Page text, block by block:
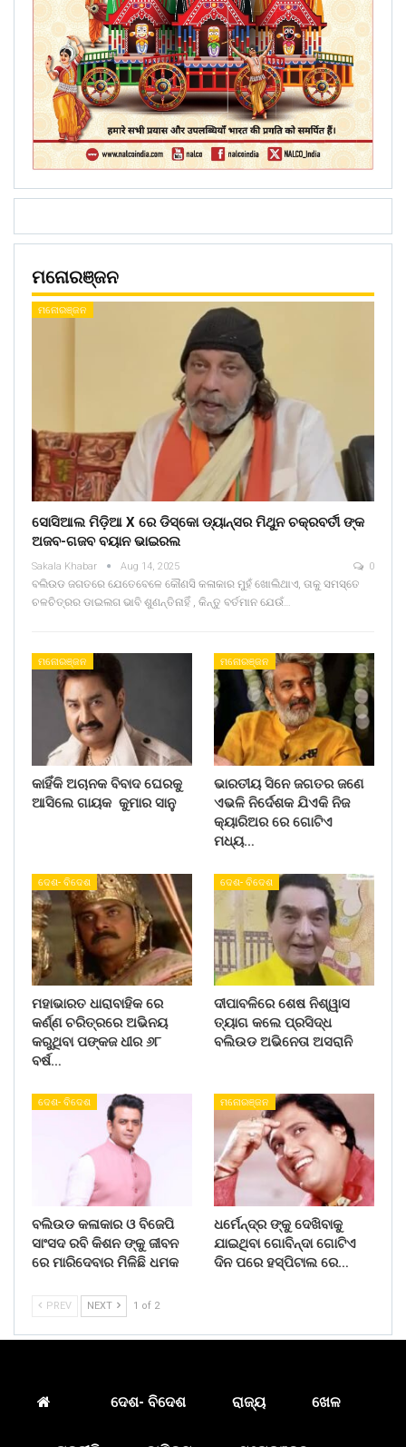
ମନୋରଞ୍ଜନ
ମନୋରଞ୍ଜନ
ସୋସିଆଲ ମିଡ଼ିଆ X ରେ ଡିସ୍କୋ ଡ୍ୟାନ୍ସର ମିଥୁନ ଚକ୍ରବର୍ତୀ ଙ୍କ
ଅଜବ-ଗଜବ ବୟାନ ଭାଇରଲ
Sakala Khabar Aug 14, 2025 0
ବଲିଉଡ ଜଗତରେ ଯେତେବେଳେ କୌଣସି କଳାକାର ମୁହଁ ଖୋଲିଥାଏ, ତାକୁ ସମସ୍ତେ
ଚଳଚିତ୍ରର ଡାଇଲଗ ଭାବି ଶୁଣନ୍ତିନାହିଁ , କିନ୍ତୁ ବର୍ତମାନ ଯେଉଁ…
ମନୋରଞ୍ଜନ
କାହିଁକି ଅଚାନକ ବିବାଦ ଘେରକୁ
ଆସିଲେ ଗାୟକ କୁମାର ସାନୁ
ମନୋରଞ୍ଜନ
ଭାରତୀୟ ସିନେ ଜଗତର ଜଣେ
ଏଭଳି ନିର୍ଦେଶକ ଯିଏକି ନିଜ
କ୍ୟାରିଅର ରେ ଗୋଟିଏ
ମଧ୍ୟ…
ଦେଶ- ବିଦେଶ
ମହାଭାରତ ଧାରାବାହିକ ରେ
କର୍ଣ୍ଣ ଚରିତ୍ରରେ ଅଭିନୟ
କରୁଥିବା ପଙ୍କଜ ଧୀର ୬୮
ବର୍ଷ…
ଦେଶ- ବିଦେଶ
ଦୀପାବଳିରେ ଶେଷ ନିଶ୍ୱାସ
ତ୍ୟାଗ କଲେ ପ୍ରସିଦ୍ଧ
ବଲିଉଡ ଅଭିନେତା ଅସରାନି
ଦେଶ- ବିଦେଶ
ବଲିଉଡ କଳାକାର ଓ ବିଜେପି
ସାଂସଦ ରବି କିଶନ ଙ୍କୁ ଜୀବନ
ରେ ମାରିଦେବାର ମିଳିଛି ଧମକ
ମନୋରଞ୍ଜନ
ଧର୍ମେନ୍ଦ୍ର ଙ୍କୁ ଦେଖିବାକୁ
ଯାଇଥିବା ଗୋବିନ୍ଦା ଗୋଟିଏ
ଦିନ ପରେ ହସ୍ପିଟାଲ ରେ…
PREV NEXT 1 of 2
ଦେଶ- ବିଦେଶ ରାଜ୍ୟ ଖେଳ